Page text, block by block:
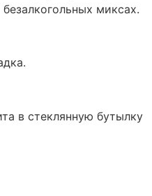
миксах.
в стеклянную бутылку